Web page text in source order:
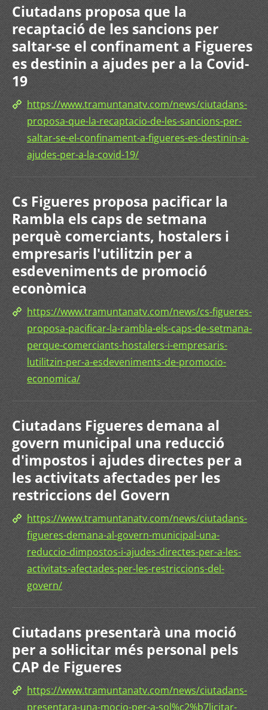
Ciutadans proposa que la
recaptació de les sancions per
saltar-se el confinament a Figueres
es destinin a ajudes per a la Covid-
19
https://www.tramuntanatv.com/news/ciutadans-
proposa-que-la-recaptacio-de-les-sancions-per-
saltar-se-el-confinament-a-figueres-es-destinin-a-
ajudes-per-a-la-covid-19/
Cs Figueres proposa pacificar la
Rambla els caps de setmana
perquè comerciants, hostalers i
empresaris l'utilitzin per a
esdeveniments de promoció
econòmica
https://www.tramuntanatv.com/news/cs-figueres-
proposa-pacificar-la-rambla-els-caps-de-setmana-
perque-comerciants-hostalers-i-empresaris-
lutilitzin-per-a-esdeveniments-de-promocio-
economica/
Ciutadans Figueres demana al
govern municipal una reducció
d'impostos i ajudes directes per a
les activitats afectades per les
restriccions del Govern
https://www.tramuntanatv.com/news/ciutadans-
figueres-demana-al-govern-municipal-una-
reduccio-dimpostos-i-ajudes-directes-per-a-les-
activitats-afectades-per-les-restriccions-del-
govern/
Ciutadans presentarà una moció
per a sol·licitar més personal pels
CAP de Figueres
https://www.tramuntanatv.com/news/ciutadans-
presentara-una-mocio-per-a-sol%c2%b7licitar-